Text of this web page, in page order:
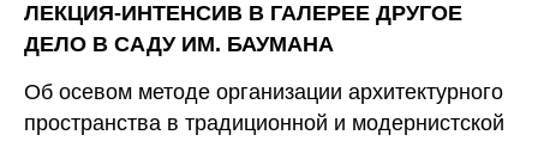
ЛЕКЦИЯ-ИНТЕНСИВ В ГАЛЕРЕЕ ДРУГОЕ
ДЕЛО В САДУ ИМ. БАУМАНА
Об осевом методе организации архитектурного
пространства в традиционной и модернистской